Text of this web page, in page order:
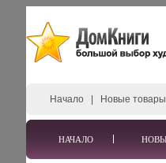
Начало Новые товары
НАЧАЛО